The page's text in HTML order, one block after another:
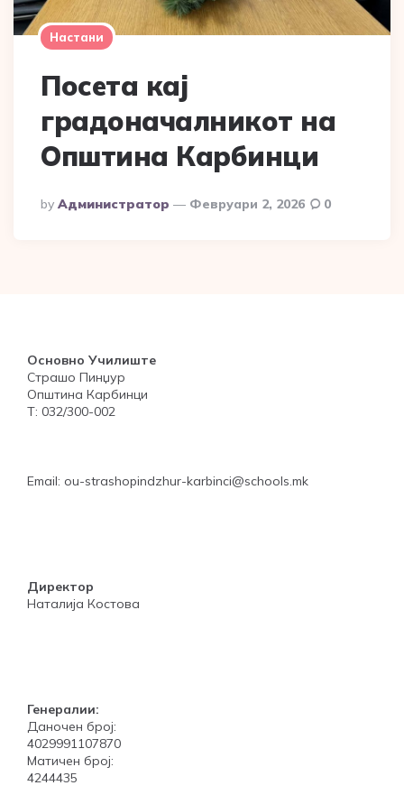
Настани
Посета кај
градоначалникот на
Општина Карбинци
Posted
By
By Администратор Февруари 2, 2026 0
Основно Училиште
Страшо Пинџур
Општина Карбинци
Т: 032/300-002
Email: ou-strashopindzhur-karbinci@schools.mk
Директор
Наталија Костова
Генералии:
Даночен број:
4029991107870
Матичен број:
4244435